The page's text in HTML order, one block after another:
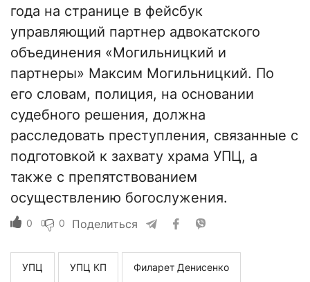
года на странице в фейсбук
управляющий партнер адвокатского
объединения «Могильницкий и
партнеры» Максим Могильницкий. По
его словам, полиция, на основании
судебного решения, должна
расследовать преступления, связанные с
подготовкой к захвату храма УПЦ, а
также с препятствованием
осуществлению богослужения.
0 0 Поделиться
УПЦ УПЦ КП Филарет Денисенко